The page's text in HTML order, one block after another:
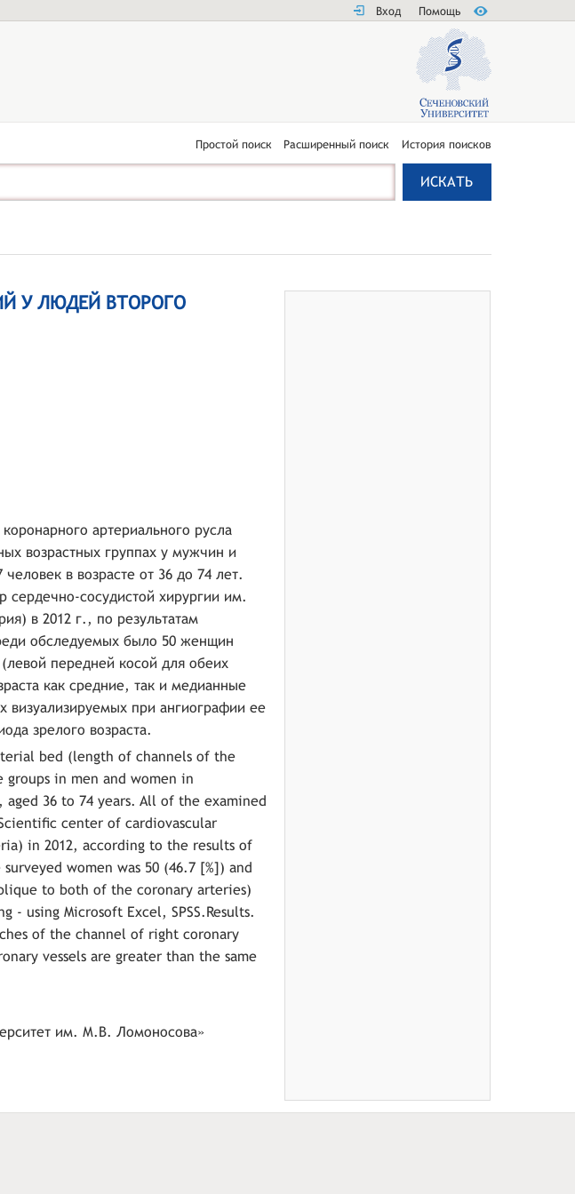
Вход Помощь
Простой поиск Расширенный поиск История поисков
У ЛЮДЕЙ ВТОРОГО
артериального русла
возрастных группах у мужчин и
в возрасте от 36 до 74 лет.
сосудистой хирургии им.
в 2012 г., по результатам
обследуемых было 50 женщин
передней косой для обеих
как средние, так и медианные
визуализируемых при ангиографии ее
зрелого возраста.
bed (length of channels of the
in men and women in
36 to 74 years. All of the examined
center of cardiovascular
in 2012, according to the results of
women was 50 (46.7 [%]) and
to both of the coronary arteries)
- using Microsoft Excel, SPSS.Results.
of the channel of right coronary
vessels are greater than the same
им. М.В. Ломоносова»